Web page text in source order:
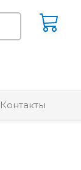
Контакты